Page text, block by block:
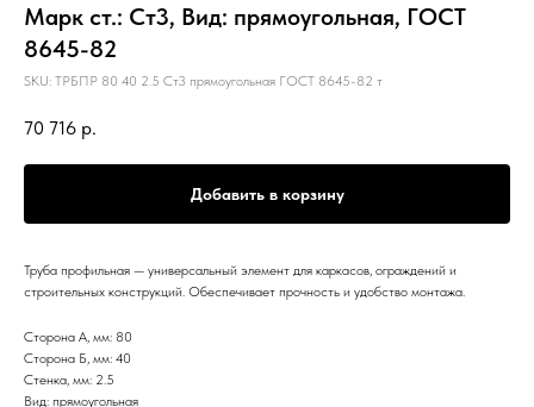
Марк ст.: Ст3, Вид: прямоугольная, ГОСТ
8645-82
SKU: ТРБПР 80 40 2.5 Ст3 прямоугольная ГОСТ 8645-82 т
70 716 р.
Добавить в корзину
Труба профильная — универсальный элемент для каркасов, ограждений и
строительных конструкций. Обеспечивает прочность и удобство монтажа.
Сторона А, мм: 80
Сторона Б, мм: 40
Стенка, мм: 2.5
Вид: прямоугольная